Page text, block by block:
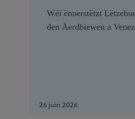
Wéi ënnerstëtzt
den Äerdbiewen a
26 juin 2026